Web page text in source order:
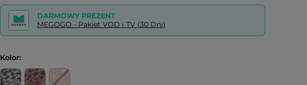
DARMOWY PREZENT
MEGOGO - Pakiet VOD i TV (30 Dni)
Kolor: